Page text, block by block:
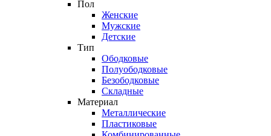
Пол
Женские
Мужские
Детские
Тип
Ободковые
Полуободковые
Безободковые
Складные
Материал
Металлические
Пластиковые